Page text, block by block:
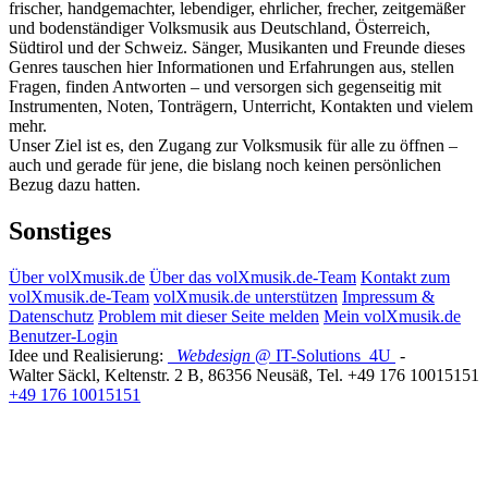
frischer, handgemachter, lebendiger, ehrlicher, frecher, zeitgemäßer
und bodenständiger Volksmusik aus Deutschland, Österreich,
Südtirol und der Schweiz. Sänger, Musikanten und Freunde dieses
Genres tauschen hier Informationen und Erfahrungen aus, stellen
Fragen, finden Antworten – und versorgen sich gegenseitig mit
Instrumenten, Noten, Tonträgern, Unterricht, Kontakten und vielem
mehr.
Unser Ziel ist es, den Zugang zur Volksmusik für alle zu öffnen –
auch und gerade für jene, die bislang noch keinen persönlichen
Bezug dazu hatten.
Sonstiges
Über volXmusik.de Über das volXmusik.de-Team Kontakt zum
volXmusik.de-Team volXmusik.de unterstützen Impressum &
Datenschutz Problem mit dieser Seite melden Mein volXmusik.de
Benutzer-Login
Idee und Realisierung:
Webdesign @ IT-Solutions 4U -
Walter Säckl, Keltenstr. 2 B, 86356 Neusäß, Tel. +49 176 10015151
+49 176 10015151